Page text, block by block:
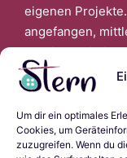
Um dir ein optimales
Cookies, um
zuzugreifen. Wenn du
eigenen
angefangen,
Faszinert bin ich
Kleidung Neues
Links